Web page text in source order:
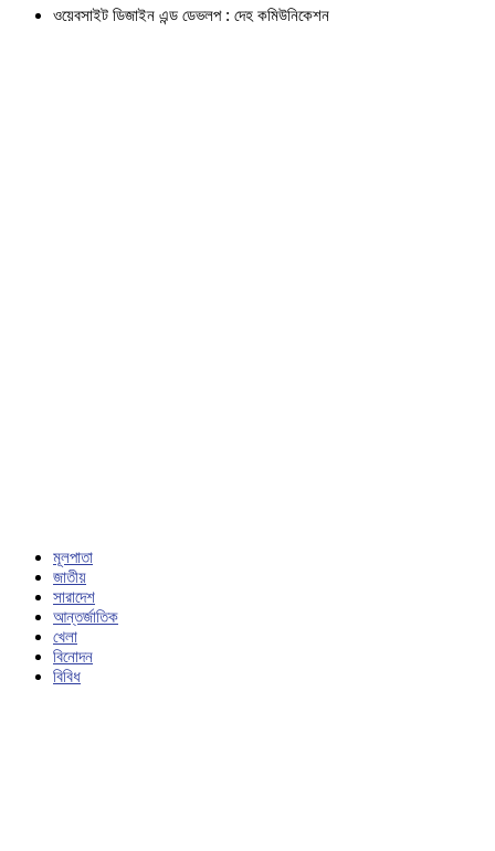
ওয়েবসাইট ডিজাইন এন্ড ডেভলপ : দেহ কমিউনিকেশন
মূলপাতা
জাতীয়
সারাদেশ
আন্তর্জাতিক
খেলা
বিনোদন
বিবিধ